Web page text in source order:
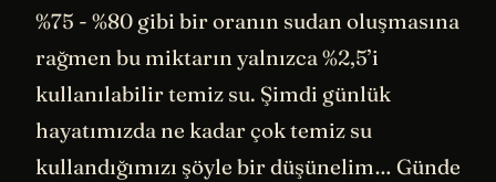
%75 - %80 gibi bir oranın sudan oluşmasına
rağmen bu miktarın yalnızca %2,5’i
kullanılabilir temiz su. Şimdi günlük
hayatımızda ne kadar çok temiz su
kullandığımızı şöyle bir düşünelim… Günde